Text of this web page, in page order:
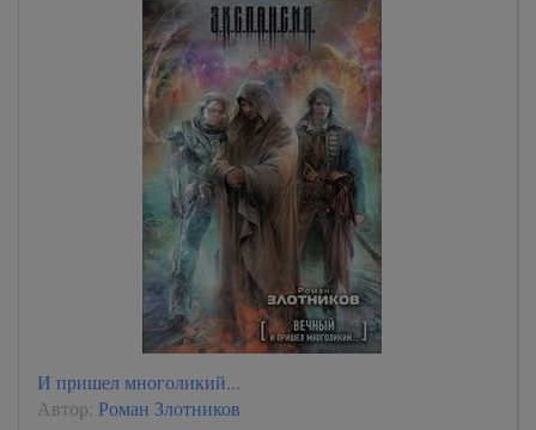
И пришел многоликий...
Автор: Роман Злотников